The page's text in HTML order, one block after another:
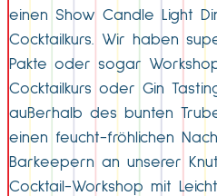
einen Show Candle Light
Cocktailkurs. Wir haben
Pakte oder sogar
Cocktailkurs oder Gin
außerhalb des bunten
einen feucht-fröhlichen
Barkeepern an unserer
Cocktail-Workshop mit